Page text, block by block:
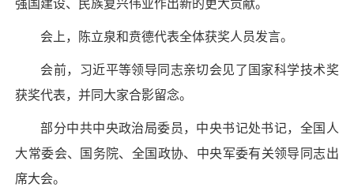
强国建设、民族复兴伟业作出新的更大贡献。
会上，陈立泉和贲德代表全体获奖人员发言。
会前，习近平等领导同志亲切会见了国家科学技术奖
获奖代表，并同大家合影留念。
部分中共中央政治局委员，中央书记处书记，全国人
大常委会、国务院、全国政协、中央军委有关领导同志出
席大会。